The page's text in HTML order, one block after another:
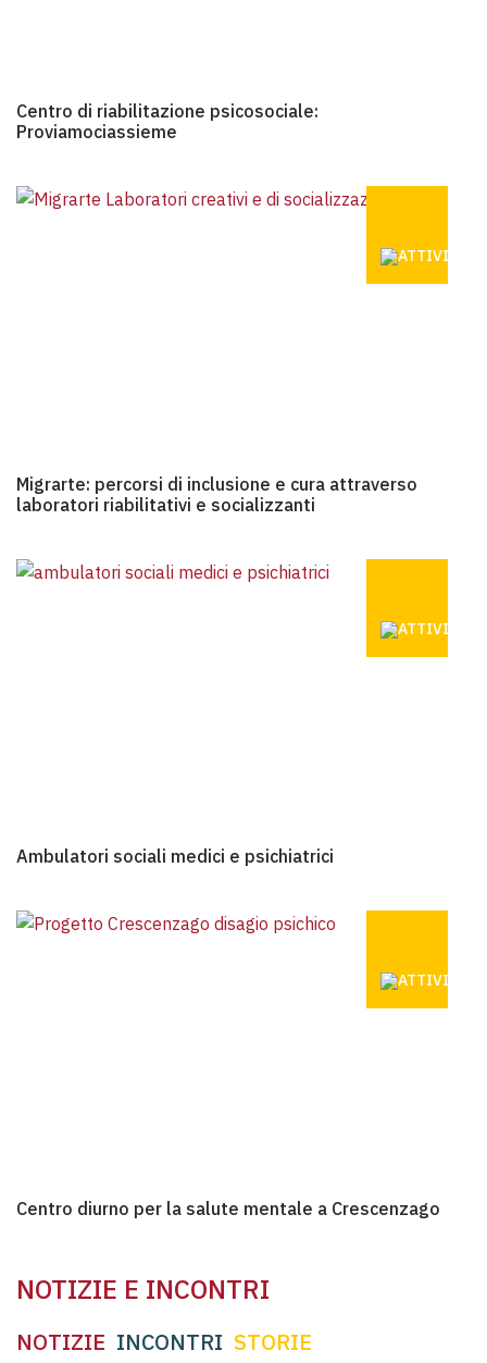
Centro di riabilitazione psicosociale:
Proviamociassieme
Migrarte: percorsi di inclusione e cura attraverso
laboratori riabilitativi e socializzanti
Ambulatori sociali medici e psichiatrici
Centro diurno per la salute mentale a Crescenzago
NOTIZIE E INCONTRI
NOTIZIE INCONTRI STORIE